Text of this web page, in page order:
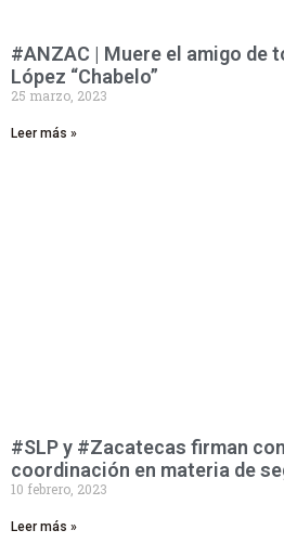
#ANZAC | Muere el amigo de
López “Chabelo”
25 marzo, 2023
Leer más »
#SLP y #Zacatecas firman
coordinación en materia de
10 febrero, 2023
Leer más »